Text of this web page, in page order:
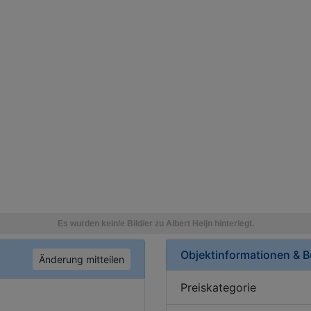
Änderung mitteilen Objektinformationen &
Preiskategorie